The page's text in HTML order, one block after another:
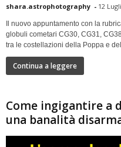
shara.astrophotography - 12
Il nuovo appuntamento con la
globuli cometari CG30, CG31,
tra le costellazioni della Poppa e
Continua a leggere
Come ingigantire a
una banalità